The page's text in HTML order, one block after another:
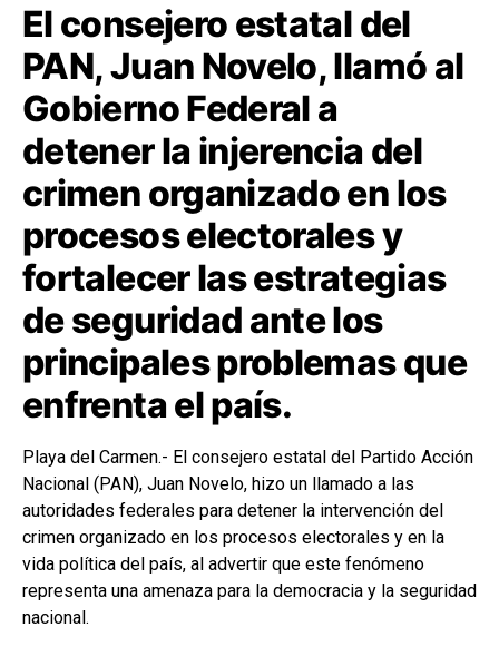
El consejero estatal del
PAN, Juan Novelo, llamó al
Gobierno Federal a
detener la injerencia del
crimen organizado en los
procesos electorales y
fortalecer las estrategias
de seguridad ante los
principales problemas que
enfrenta el país.
Playa del Carmen.- El consejero estatal del Partido Acción
Nacional (PAN), Juan Novelo, hizo un llamado a las
autoridades federales para detener la intervención del
crimen organizado en los procesos electorales y en la
vida política del país, al advertir que este fenómeno
representa una amenaza para la democracia y la seguridad
nacional.